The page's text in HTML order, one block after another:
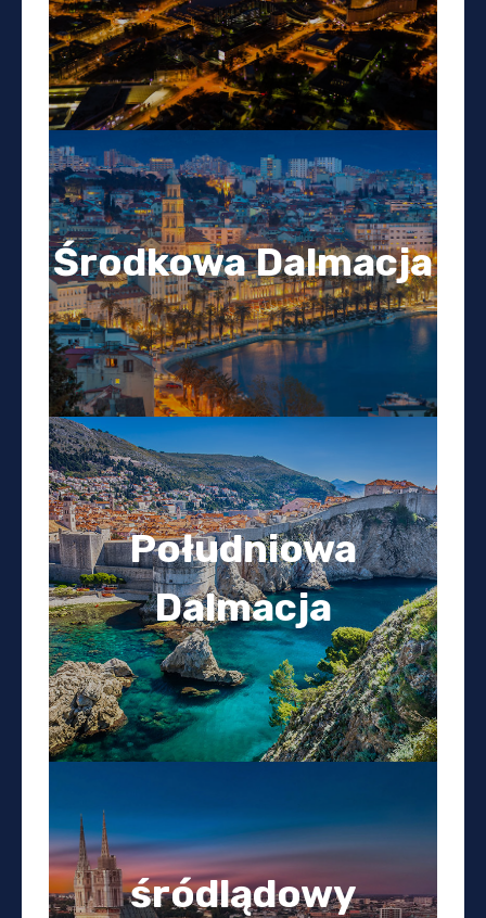
Środkowa Dalmacja
Południowa
Dalmacja
śródlądowy